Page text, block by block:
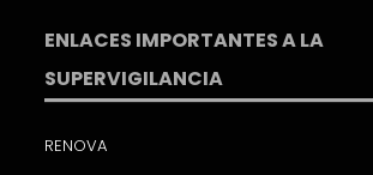
ENLACES IMPORTANTES A LA
SUPERVIGILANCIA
RENOVA